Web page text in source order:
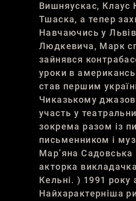
Вишняускас, Клаус
Тшаска, а тепер
Навчаючись у
Людкевича, Марк
зайнявся
уроки в
став першим
Чиказькому
участь у
зокрема разом із
письменником і
Мар’яна Садовська
акторка
Кельні. ) 1991
Найхарактерніша